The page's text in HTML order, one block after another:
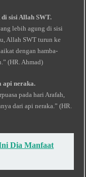
sisi Allah SWT.
lebih agung di sisi
Allah SWT turun ke
dengan hamba-
(HR. Ahmad)
api neraka.
pada hari Arafah,
dari api neraka.” (HR.
Dia Manfaat